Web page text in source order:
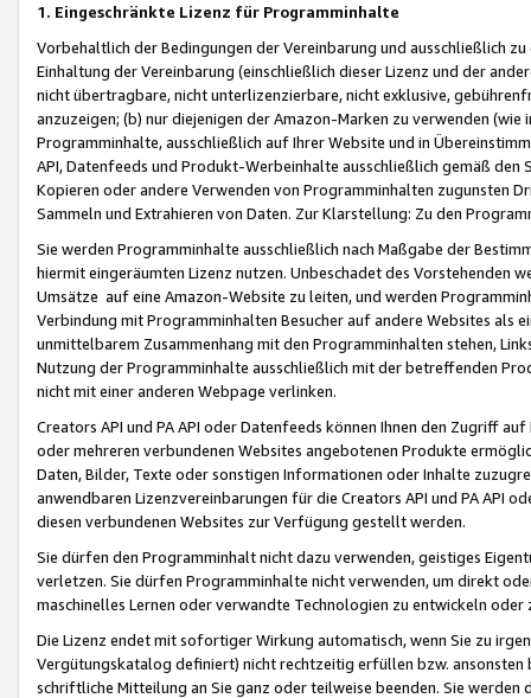
1. Eingeschränkte Lizenz für Programminhalte
Vorbehaltlich der Bedingungen der Vereinbarung und ausschließlich
Einhaltung der Vereinbarung (einschließlich dieser Lizenz und der
nicht übertragbare, nicht unterlizenzierbare, nicht exklusive,
anzuzeigen; (b) nur diejenigen der Amazon-Marken zu verwenden
Programminhalte, ausschließlich auf Ihrer Website und in
API, Datenfeeds und Produkt-Werbeinhalte ausschließlich gemäß
Kopieren oder andere Verwenden von Programminhalten zugunsten
Sammeln und Extrahieren von Daten. Zur Klarstellung: Zu den
Sie werden Programminhalte ausschließlich nach Maßgabe der
hiermit eingeräumten Lizenz nutzen. Unbeschadet des Vorstehenden
Umsätze auf eine Amazon-Website zu leiten, und werden
Verbindung mit Programminhalten Besucher auf andere Websites als
unmittelbarem Zusammenhang mit den Programminhalten stehen,
Nutzung der Programminhalte ausschließlich mit der betreffenden
nicht mit einer anderen Webpage verlinken.
Creators API und PA API oder Datenfeeds können Ihnen den Zugriff
oder mehreren verbundenen Websites angebotenen Produkte
Daten, Bilder, Texte oder sonstigen Informationen oder Inhalte
anwendbaren Lizenzvereinbarungen für die Creators API und PA API
diesen verbundenen Websites zur Verfügung gestellt werden.
Sie dürfen den Programminhalt nicht dazu verwenden, geistiges
verletzen. Sie dürfen Programminhalte nicht verwenden, um direkt
maschinelles Lernen oder verwandte Technologien zu entwickeln
Die Lizenz endet mit sofortiger Wirkung automatisch, wenn Sie zu
Vergütungskatalog definiert) nicht rechtzeitig erfüllen bzw. ansonsten
schriftliche Mitteilung an Sie ganz oder teilweise beenden. Sie werden